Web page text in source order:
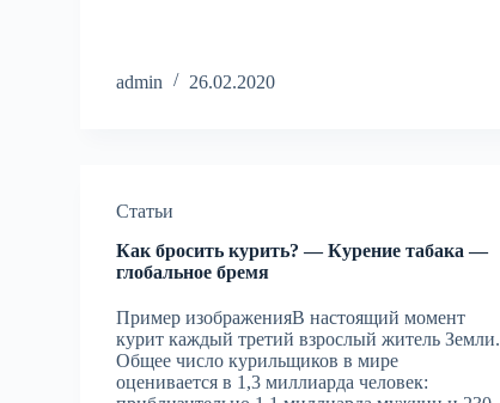
admin 26.02.2020
Статьи
Как бросить курить? — Курение табака —
глобальное бремя
Пример изображенияВ настоящий момент
курит каждый третий взрослый житель Земли.
Общее число курильщиков в мире
оценивается в 1,3 миллиарда человек: